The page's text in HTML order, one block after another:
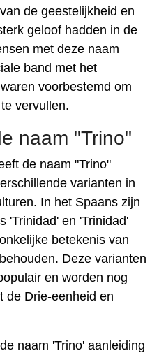
de geestelijkheid en
geloof hadden in de
met deze naam
band met het
voorbestemd om
vervullen.
naam "Trino"
de naam "Trino"
varianten in
In het Spaans zijn
'Trinidad' en 'Trinidad'
betekenis van
Deze varianten
en worden nog
de Drie-eenheid en
naam 'Trino' aanleiding